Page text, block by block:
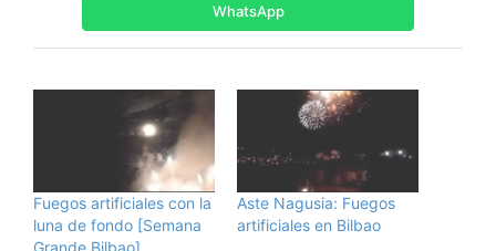
WhatsApp
Fuegos artificiales con la
luna de fondo [Semana
Aste Nagusia: Fuegos
artificiales en Bilbao